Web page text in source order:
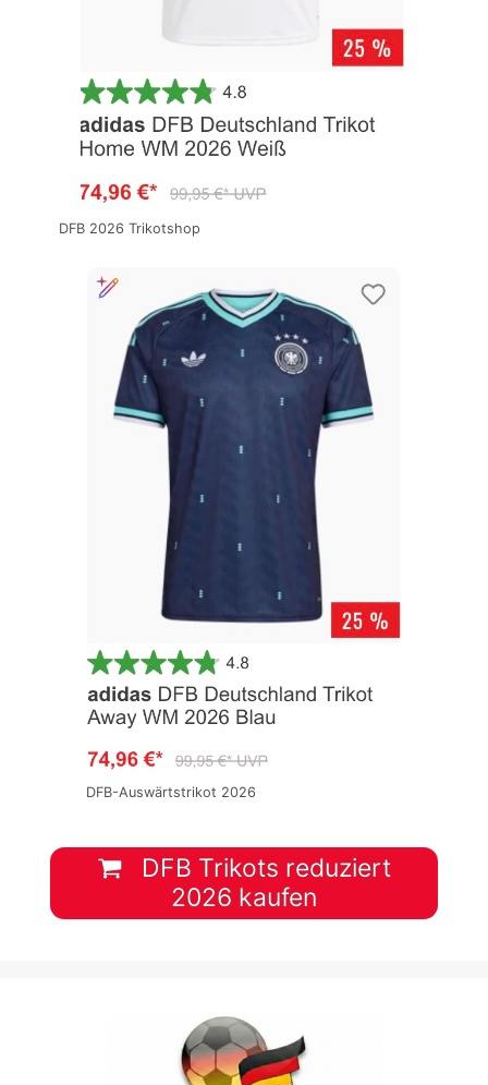
DFB 2026 Trikotshop
DFB-Auswärtstrikot 2026
DFB Trikots reduziert
2026 kaufen